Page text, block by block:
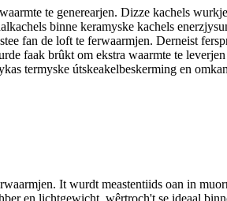
te generearjen. Dizze kachels
binne keramyske kachels
fan de loft te ferwaarmjen. Derneist
faak brûkt om ekstra waarmte te
termyske útskeakelbeskerming en
It wurdt meastentiids oan in
en lichtgewicht, wêrtroch't se ideaal